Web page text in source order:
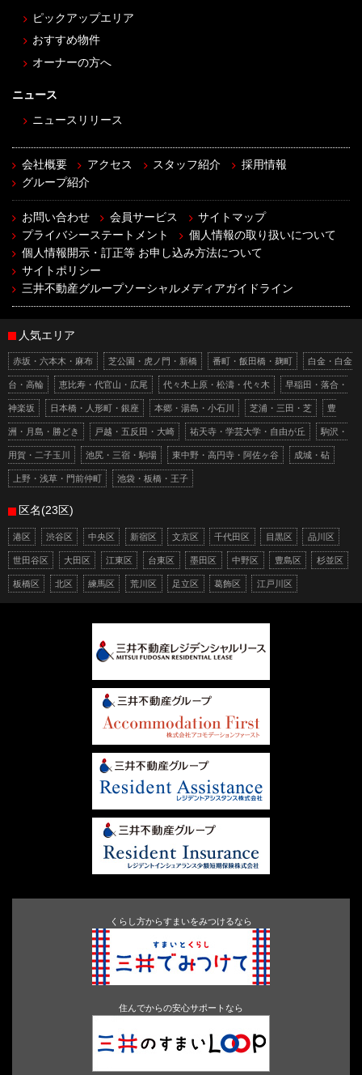
ピックアップエリア
おすすめ物件
オーナーの方へ
ニュース
ニュースリリース
会社概要 アクセス スタッフ紹介
採用情報
グループ紹介
お問い合わせ 会員サービス
サイトマップ
プライバシーステートメント
個人情報の取り扱いについて
個人情報開示・訂正等 お申し込み方法について
サイトポリシー
三井不動産グループソーシャルメディアガイドライン
人気エリア
赤坂・六本木・麻布 芝公園・虎ノ門・新橋 番町・飯田橋・麹町 白金・白金
台・高輪 恵比寿・代官山・広尾 代々木上原・松濤・代々木 早稲田・落合・
神楽坂 日本橋・人形町・銀座 本郷・湯島・小石川 芝浦・三田・芝 豊
洲・月島・勝どき 戸越・五反田・大崎 祐天寺・学芸大学・自由が丘 駒沢・
用賀・二子玉川 池尻・三宿・駒場 東中野・高円寺・阿佐ヶ谷 成城・砧
上野・浅草・門前仲町 池袋・板橋・王子
区名(23区)
港区 渋谷区 中央区 新宿区 文京区 千代田区 目黒区 品川区
世田谷区 大田区 江東区 台東区 墨田区 中野区 豊島区 杉並区
板橋区 北区 練馬区 荒川区 足立区 葛飾区 江戸川区
くらし方からすまいをみつけるなら
住んでからの安心サポートなら